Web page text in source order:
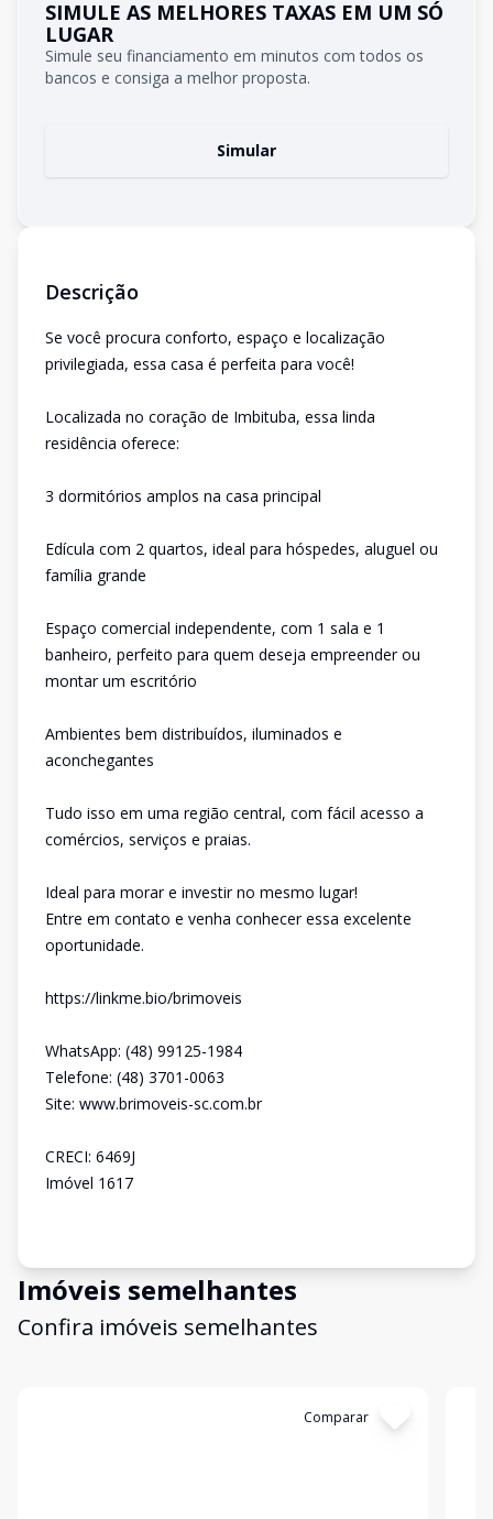
SIMULE AS MELHORES TAXAS EM UM SÓ
LUGAR
Simule seu financiamento em minutos com todos os
bancos e consiga a melhor proposta.
Simular
Descrição
Se você procura conforto, espaço e localização
privilegiada, essa casa é perfeita para você!
Localizada no coração de Imbituba, essa linda
residência oferece:
3 dormitórios amplos na casa principal
Edícula com 2 quartos, ideal para hóspedes, aluguel ou
família grande
Espaço comercial independente, com 1 sala e 1
banheiro, perfeito para quem deseja empreender ou
montar um escritório
Ambientes bem distribuídos, iluminados e
aconchegantes
Tudo isso em uma região central, com fácil acesso a
comércios, serviços e praias.
Ideal para morar e investir no mesmo lugar!
Entre em contato e venha conhecer essa excelente
oportunidade.
https://linkme.bio/brimoveis
WhatsApp: (48) 99125-1984
Telefone: (48) 3701-0063
Site: www.brimoveis-sc.com.br
CRECI: 6469J
Imóvel 1617
Imóveis semelhantes
Confira imóveis semelhantes
Comparar